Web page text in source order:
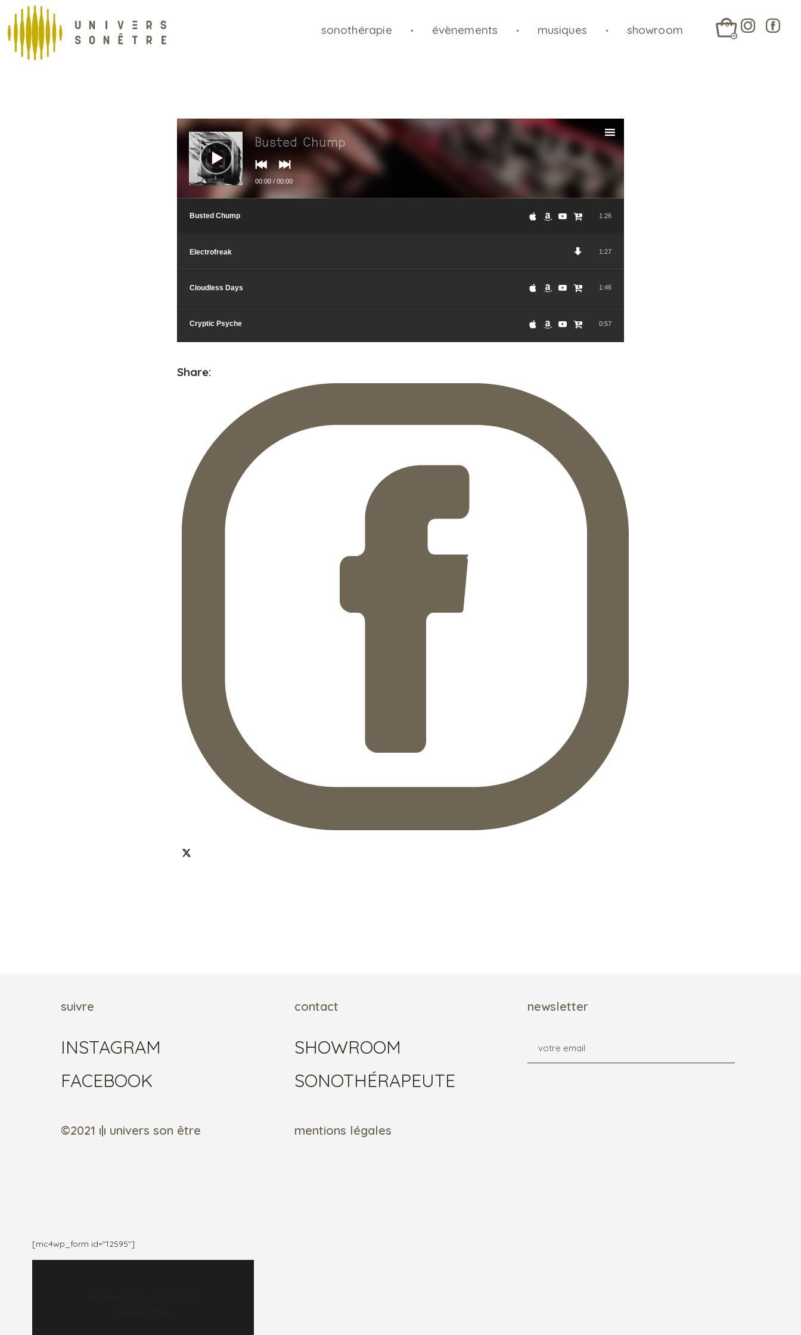
sonothérapie évènements musiques showroom 0
Lecteur
audio
Busted Chump
00:00 / 00:00
Busted Chump 1:26
Electrofreak 1:27
Cloudless Days 1:46
Cryptic Psyche 0:57
suivre
INSTAGRAM
FACEBOOK
contact
SHOWROOM
SONOTHÉRAPEUTE
newsletter
©2021 ı|ı univers son être mentions légales
[mc4wp_form id="12595"]